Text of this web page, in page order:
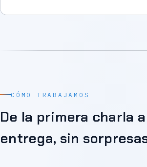
CÓMO TRABAJAMOS
De la primera charla
entrega, sin